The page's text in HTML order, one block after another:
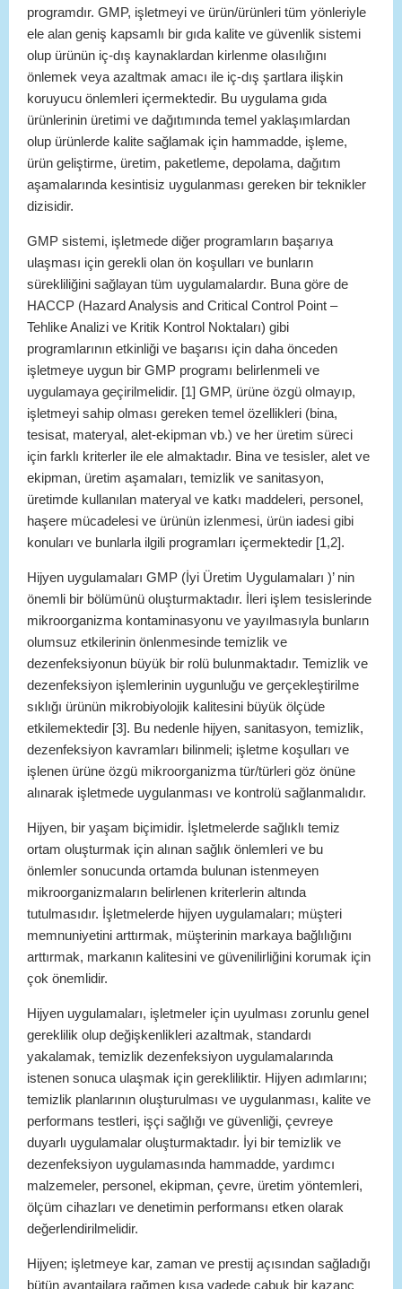
programdır. GMP, işletmeyi ve ürün/ürünleri tüm yönleriyle
ele alan geniş kapsamlı bir gıda kalite ve güvenlik sistemi
olup ürünün iç-dış kaynaklardan kirlenme olasılığını
önlemek veya azaltmak amacı ile iç-dış şartlara ilişkin
koruyucu önlemleri içermektedir. Bu uygulama gıda
ürünlerinin üretimi ve dağıtımında temel yaklaşımlardan
olup ürünlerde kalite sağlamak için hammadde, işleme,
ürün geliştirme, üretim, paketleme, depolama, dağıtım
aşamalarında kesintisiz uygulanması gereken bir teknikler
dizisidir.
GMP sistemi, işletmede diğer programların başarıya
ulaşması için gerekli olan ön koşulları ve bunların
sürekliliğini sağlayan tüm uygulamalardır. Buna göre de
HACCP (Hazard Analysis and Critical Control Point –
Tehlike Analizi ve Kritik Kontrol Noktaları) gibi
programlarının etkinliği ve başarısı için daha önceden
işletmeye uygun bir GMP programı belirlenmeli ve
uygulamaya geçirilmelidir. [1] GMP, ürüne özgü olmayıp,
işletmeyi sahip olması gereken temel özellikleri (bina,
tesisat, materyal, alet-ekipman vb.) ve her üretim süreci
için farklı kriterler ile ele almaktadır. Bina ve tesisler, alet ve
ekipman, üretim aşamaları, temizlik ve sanitasyon,
üretimde kullanılan materyal ve katkı maddeleri, personel,
haşere mücadelesi ve ürünün izlenmesi, ürün iadesi gibi
konuları ve bunlarla ilgili programları içermektedir [1,2].
Hijyen uygulamaları GMP (İyi Üretim Uygulamaları )’ nin
önemli bir bölümünü oluşturmaktadır. İleri işlem tesislerinde
mikroorganizma kontaminasyonu ve yayılmasıyla bunların
olumsuz etkilerinin önlenmesinde temizlik ve
dezenfeksiyonun büyük bir rolü bulunmaktadır. Temizlik ve
dezenfeksiyon işlemlerinin uygunluğu ve gerçekleştirilme
sıklığı ürünün mikrobiyolojik kalitesini büyük ölçüde
etkilemektedir [3]. Bu nedenle hijyen, sanitasyon, temizlik,
dezenfeksiyon kavramları bilinmeli; işletme koşulları ve
işlenen ürüne özgü mikroorganizma tür/türleri göz önüne
alınarak işletmede uygulanması ve kontrolü sağlanmalıdır.
Hijyen, bir yaşam biçimidir. İşletmelerde sağlıklı temiz
ortam oluşturmak için alınan sağlık önlemleri ve bu
önlemler sonucunda ortamda bulunan istenmeyen
mikroorganizmaların belirlenen kriterlerin altında
tutulmasıdır. İşletmelerde hijyen uygulamaları; müşteri
memnuniyetini arttırmak, müşterinin markaya bağlılığını
arttırmak, markanın kalitesini ve güvenilirliğini korumak için
çok önemlidir.
Hijyen uygulamaları, işletmeler için uyulması zorunlu genel
gereklilik olup değişkenlikleri azaltmak, standardı
yakalamak, temizlik dezenfeksiyon uygulamalarında
istenen sonuca ulaşmak için gerekliliktir. Hijyen adımlarını;
temizlik planlarının oluşturulması ve uygulanması, kalite ve
performans testleri, işçi sağlığı ve güvenliği, çevreye
duyarlı uygulamalar oluşturmaktadır. İyi bir temizlik ve
dezenfeksiyon uygulamasında hammadde, yardımcı
malzemeler, personel, ekipman, çevre, üretim yöntemleri,
ölçüm cihazları ve denetimin performansı etken olarak
değerlendirilmelidir.
Hijyen; işletmeye kar, zaman ve prestij açısından sağladığı
bütün avantajlara rağmen kısa vadede çabuk bir kazanç